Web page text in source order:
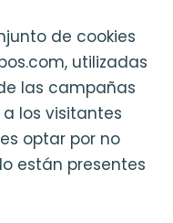
de cookies
utilizadas
las campañas
los visitantes
optar por no
están presentes